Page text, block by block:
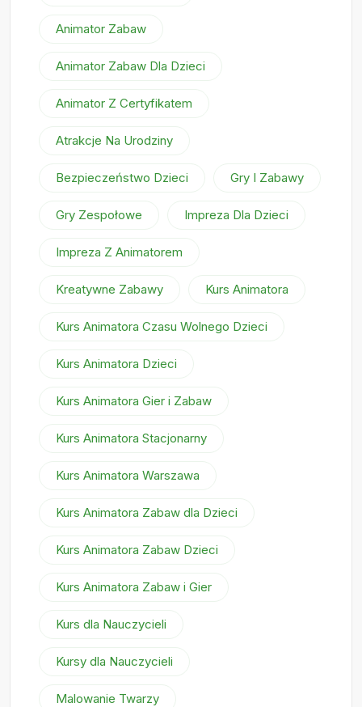
Animator Zabaw
Animator Zabaw Dla Dzieci
Animator Z Certyfikatem
Atrakcje Na Urodziny
Bezpieczeństwo Dzieci Gry I Zabawy
Gry Zespołowe Impreza Dla Dzieci
Impreza Z Animatorem
Kreatywne Zabawy Kurs Animatora
Kurs Animatora Czasu Wolnego Dzieci
Kurs Animatora Dzieci
Kurs Animatora Gier i Zabaw
Kurs Animatora Stacjonarny
Kurs Animatora Warszawa
Kurs Animatora Zabaw dla Dzieci
Kurs Animatora Zabaw Dzieci
Kurs Animatora Zabaw i Gier
Kurs dla Nauczycieli
Kursy dla Nauczycieli
Malowanie Twarzy